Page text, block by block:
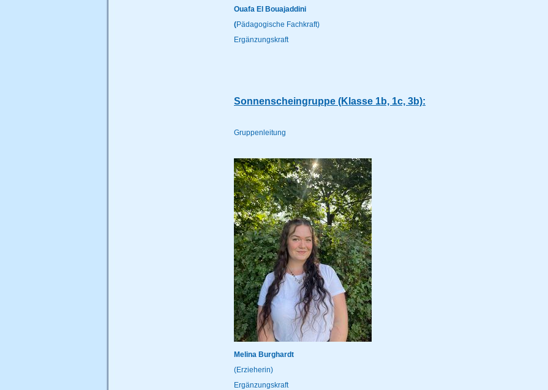
Ouafa El Bouajaddini
(Pädagogische Fachkraft)
Ergänzungskraft
Sonnenscheingruppe (Klasse 1b, 1c, 3b):
Gruppenleitung
Melina Burghardt
(Erzieherin)
Ergänzungskraft